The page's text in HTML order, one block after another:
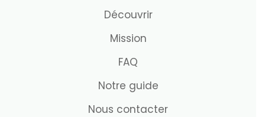
Découvrir
Mission
FAQ
Notre guide
Nous contacter